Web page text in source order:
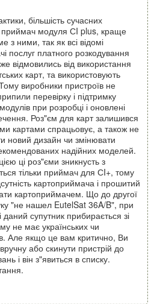
більшість сучасних
модуля СI plus, краще
з ними, так як всі відомі
послуг платного розкодування
відмовились від використання
карт, та використовують
виробники пристроїв не
перевірку і підтримку
при розробці і оновлені
Роз"єм для карт залишився
картами спрацьовує, а також не
новий дизайн чи змінювати
надійних моделей.
ці роз"єми зникнусть з
тільки приймач для СI+, тому
картоприймача і прошитий
картоприймачем. Що до другої
"не нашел EutelSat 36A/B", при
даний супутник прибирається зі
не має українських чи
Але якщо це вам критично, Ви
або скинути пристрій до
і він з"явиться в списку.